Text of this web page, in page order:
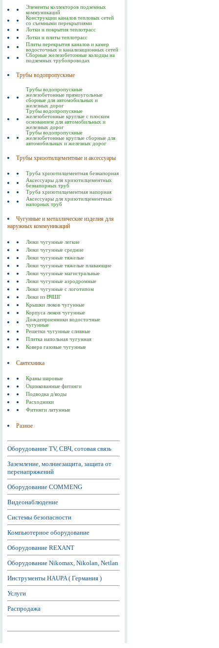
Элементы коллекторов подземных
коммуникаций
Конструкции каналов тепловых сетей
со съемными перекрытиями
Лотки и покрытия теплотрасс
Лотки и плиты теплотрасс
Плиты перекрытия каналов и камер
водосточных и канализационных сетей
Сборные железобетонные колодцы на
подземных трубопроводах
Трубы водопропускные
Трубы водопропускные
железобетонные прямоугольные
сборные для автомобильных и
железных дорог
Трубы водопропускные
железобетонные круглые с плоским
основанием для автомобильных и
железных дорог
Трубы водопропускные
железобетонные круглые сборные для
автомобильных и железных дорог
Трубы хризотилцементные и аксессуары
Труба хризотилцементная безнапорная
Аксессуары для хризотилцементных
безнапорных труб
Труба хризотилцементная напорная
Аксессуары для хризотилцементных
напорных труб
Чугунные и металлические изделия для
наружных коммуникаций
Люки чугунные легкие
Люки чугунные средние
Люки чугунные тяжелые
Люки чугунные тяжелые плавающие
Люки чугунные магистральные
Люки чугунные аэродромные
Люки чугунные с логотипом
Люки из ВЧШГ
Крышки люков чугунные
Корпуса люков чугунные
Дождеприемники водосточные
чугунные
Решетки чугунные сливные
Плитка напольная чугунная
Ковера газовые чугунные
Сантехника
Краны шаровые
Оцинкованные фитинги
Подводка д/воды
Расходники
Фитинги латунные
Разное
Оборудование TV, СВЧ, сотовая связь
Заземление, молниезащита, защита от
перенапряжений
Оборудование COMMENG
Видеонаблюдение
Системы безопасности
Компьютерное оборудование
Оборудование REXANT
Оборудование Nikomax, Nikolan, Netlan
Инструменты HAUPA ( Германия )
Услуги
Распродажа